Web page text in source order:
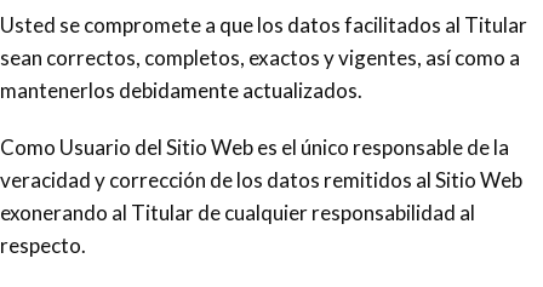
Usted se compromete a que los datos facilitados al Titular
sean correctos, completos, exactos y vigentes, así como a
mantenerlos debidamente actualizados.
Como Usuario del Sitio Web es el único responsable de la
veracidad y corrección de los datos remitidos al Sitio Web
exonerando al Titular de cualquier responsabilidad al
respecto.